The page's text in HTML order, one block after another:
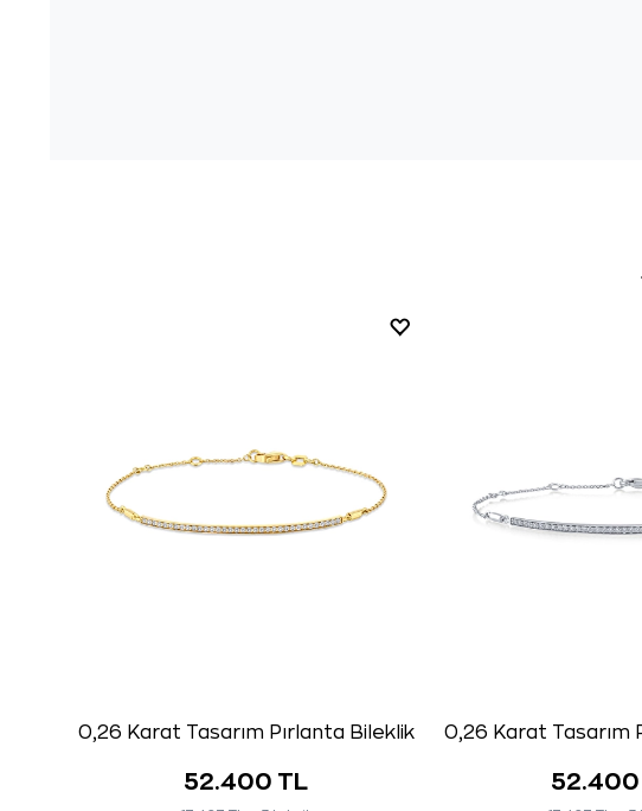
0,26 Karat Tasarım Pırlanta Bileklik
52.400 TL
0,26 Karat Tasarım
52.400